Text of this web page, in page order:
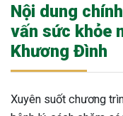
Nội dung
vấn sức khỏe
Khương Đình
Xuyên suốt chương